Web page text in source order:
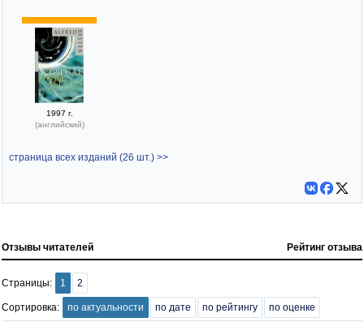
1997 г.
(английский)
страница всех изданий (26 шт.) >>
Отзывы читателей Рейтинг отзыва
Страницы: 1 2
Сортировка: по актуальности по дате по рейтингу по оценке